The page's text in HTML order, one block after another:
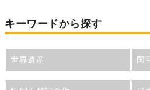
キーワードから探す
世界遺産 国